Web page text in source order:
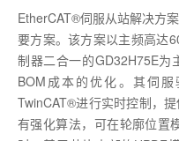
EtherCAT®伺服从站解决方
要方案。该方案以主频高达
制器二合一的GD32H75E为
BOM成本的优化。其伺
TwinCAT®进行实时控制，
有强化算法，可在轮廓位置